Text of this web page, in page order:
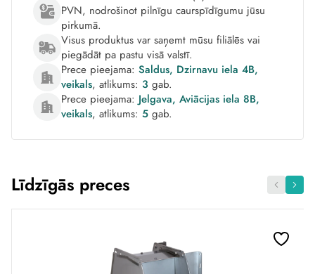
PVN, nodrošinot pilnīgu caurspīdīgumu jūsu
pirkumā.
Visus produktus var saņemt mūsu filiālēs vai
piegādāt pa pastu visā valstī.
Prece pieejama: Saldus, Dzirnavu iela 4B,
veikals, atlikums: 3 gab.
Prece pieejama: Jelgava, Aviācijas iela 8B,
veikals, atlikums: 5gab.
Līdzīgās preces